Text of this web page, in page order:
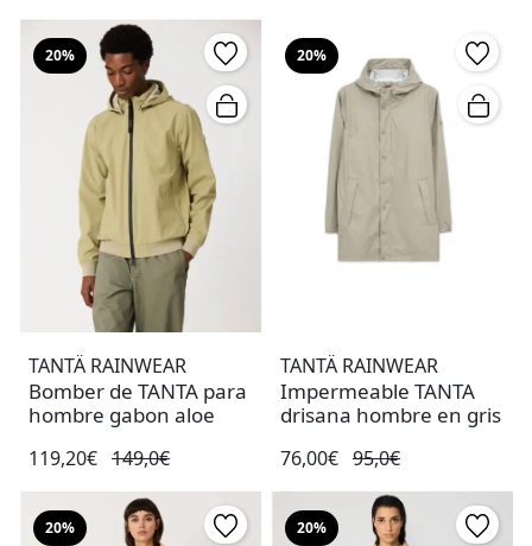
20%
TANTÄ RAINWEAR
Bomber de TANTA para
hombre gabon aloe
119,20€ 149,0€
20%
TANTÄ RAINWEAR
Impermeable TANTA
drisana hombre en gris
76,00€ 95,0€
20% 20%